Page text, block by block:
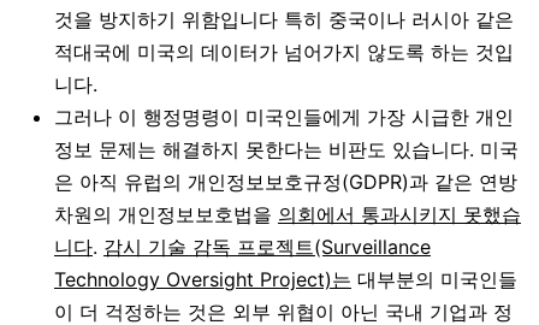
것을 방지하기 위함입니다 특히 중국이나 러시아 같은
적대국에 미국의 데이터가 넘어가지 않도록 하는 것입
니다.
그러나 이 행정명령이 미국인들에게 가장 시급한 개인
정보 문제는 해결하지 못한다는 비판도 있습니다. 미국
은 아직 유럽의 개인정보보호규정(GDPR)과 같은 연방
차원의 개인정보보호법을 의회에서 통과시키지 못했습
니다. 감시 기술 감독 프로젝트(Surveillance
Technology Oversight Project)는 대부분의 미국인들
이 더 걱정하는 것은 외부 위협이 아닌 국내 기업과 정